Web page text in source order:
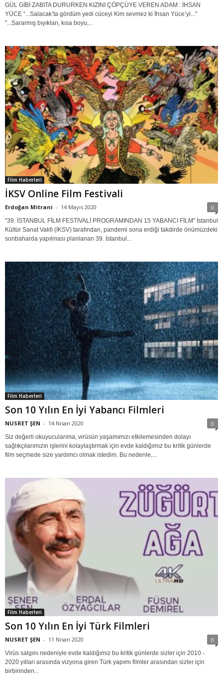
GÜL GİBİ ZABITA DURURKEN KIZINI ÇÖPÇÜYE VEREN ADAM : İHSAN
YÜCE “...Salacak’ta gördüm yedi cüceyi Kim sevmez ki İhsan Yüce’yi...''
''...Sararmış bıyıkları, kısa boyu,...
Film Haberleri
İKSV Online Film Festivali
Erdoğan Mitrani - 14 Mayıs 2020 0
''39. İSTANBUL FİLM FESTİVALİ PROGRAMINDAN 15 YABANCI FİLM'' İstanbul
Kültür Sanat Vakfı (İKSV) tarafından, pandemi sona erdiği takdirde önümüzdeki
sonbaharda yapılması planlanan 39. İstanbul...
Film Haberleri
Son 10 Yılın En İyi Yabancı Filmleri
NUSRET ŞEN - 14 Nisan 2020 0
Siz değerli okuyucularıma, virüsün yaşamımızı etkilemesinden dolayı
sağlıkçılarımızın işlerini kolaylaştırmak için evde kaldığımız bu kritik günlerde
film seçmede size yardımcı olmak istedim. Bu nedenle,...
Film Haberleri
Son 10 Yılın En İyi Türk Filmleri
NUSRET ŞEN - 11 Nisan 2020 0
Virüs salgını nedeniyle evde kaldığımız bu kritik günlerde sizler için 2010 -
2020 yılları arasında vizyona giren Türk yapımı filmler arasından sizler için
birbirinden...